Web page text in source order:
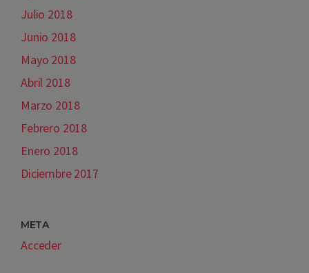
Julio 2018
Junio 2018
Mayo 2018
Abril 2018
Marzo 2018
Febrero 2018
Enero 2018
Diciembre 2017
META
Acceder